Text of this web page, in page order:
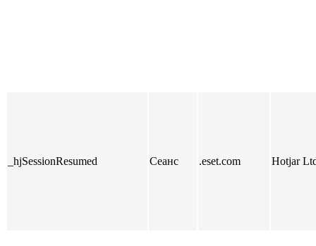
_hjSessionResumed Сеанс .eset.com Hotjar